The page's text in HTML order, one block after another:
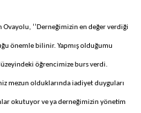
‘’Derneğimizin en değer verdiği
önemle bilinir. Yapmış olduğumu
öğrencimize burs verdi.
mezun olduklarında iadiyet duyguları
okutuyor ve ya derneğimizin yönetim